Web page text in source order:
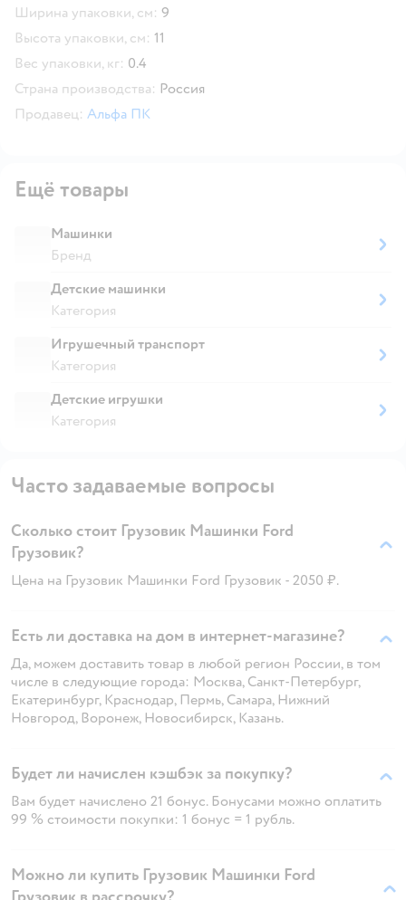
Ширина упаковки, см: 9
Высота упаковки, см: 11
Вес упаковки, кг: 0.4
Страна производства: Россия
Продавец: Альфа ПК
Ещё товары
Машинки
Бренд
Детские машинки
Категория
Игрушечный транспорт
Категория
Детские игрушки
Категория
Часто задаваемые вопросы
Сколько стоит Грузовик Машинки Ford
Грузовик?
Цена на Грузовик Машинки Ford Грузовик - 2050 ₽.
Есть ли доставка на дом в интернет-магазине?
Да, можем доставить товар в любой регион России, в том
числе в следующие города: Москва, Санкт-Петербург,
Екатеринбург, Краснодар, Пермь, Самара, Нижний
Новгород, Воронеж, Новосибирск, Казань.
Будет ли начислен кэшбэк за покупку?
Вам будет начислено 21 бонус. Бонусами можно оплатить
99 % стоимости покупки: 1 бонус = 1 рубль.
Можно ли купить Грузовик Машинки Ford